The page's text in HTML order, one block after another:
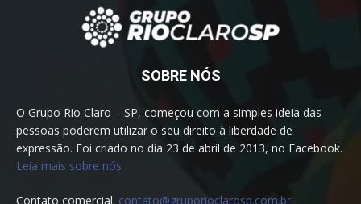
SOBRE NÓS
O Grupo Rio Claro – SP, começou com a simples ideia das
pessoas poderem utilizar o seu direito à liberdade de
expressão. Foi criado no dia 23 de abril de 2013, no Facebook.
Leia mais sobre nós
Contato comercial: contato@gruporioclarosp.com.br